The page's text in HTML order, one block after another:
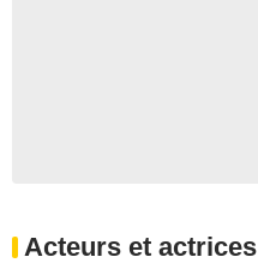
Acteurs et actrices